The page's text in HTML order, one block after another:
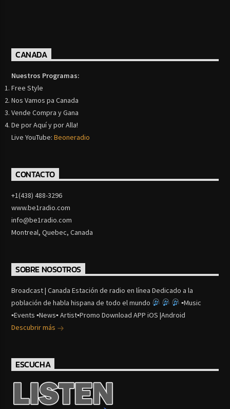
CANADA
Nuestros Programas:
Free Style
Nos Vamos pa Canada
Vende Compra y Gana
De por Aquí y por Alla!
Live YouTube:Beoneradio
CONTACTO
+1(438) 488-3296
www.be1radio.com
info@be1radio.com
Montreal, Quebec, Canada
SOBRE NOSOTROS
Broadcast | Canada Estación de radio en línea Dedicado a la
población de habla hispana de todo el mundo
▪Music
▪Events ▪News▪ Artist▪Promo Download APP iOS |Android
Descubrir más
ESCUCHA